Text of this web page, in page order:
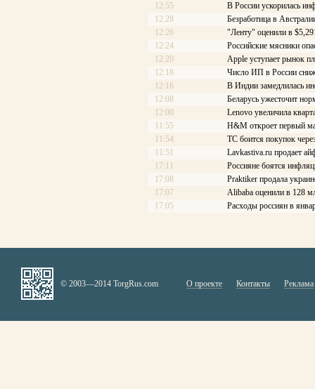
12:55
В России ускорилась
12:28
Безработица в
12:26
"Ленту" оценили в
12:24
Российские мясники
12:20
Apple уступает рынок
12:18
Число ИП в России
12:16
В Индии замедлилась
12:08
Беларусь ужесточит
12:00
Lenovo увеличила
11:55
H&M откроет первый
11:54
ТС боится покупок
11:51
Lavkastiva.ru продает
17:11
Россияне боятся
17:08
Praktiker продала
17:07
Alibaba оценили в 128
17:05
Расходы россиян в
© 2003—2014 TorgRus.com О проекте Контакты Реклама